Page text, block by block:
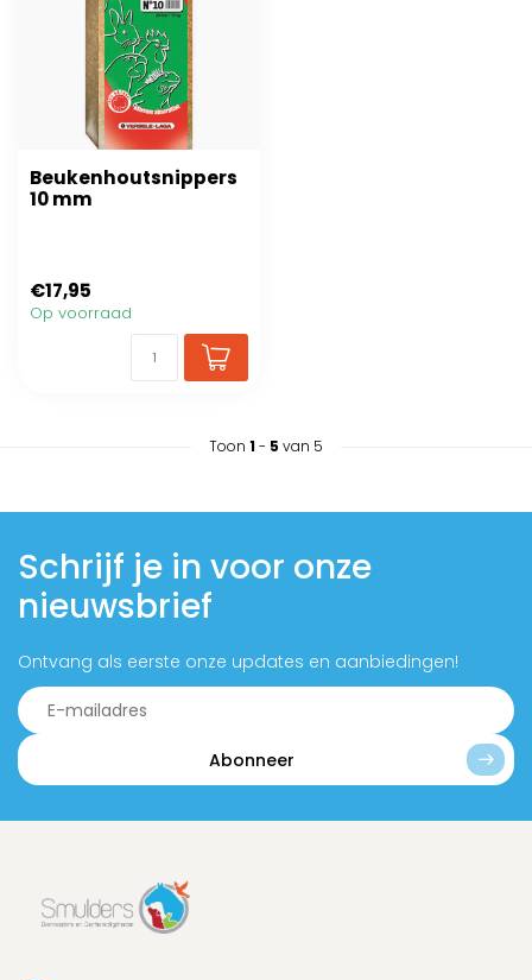
Beukenhoutsnippers
10 mm
€17,95
Op voorraad
Toon 1- 5 van 5
Schrijf je in voor onze
nieuwsbrief
Ontvang als eerste onze updates en aanbiedingen!
Abonneer